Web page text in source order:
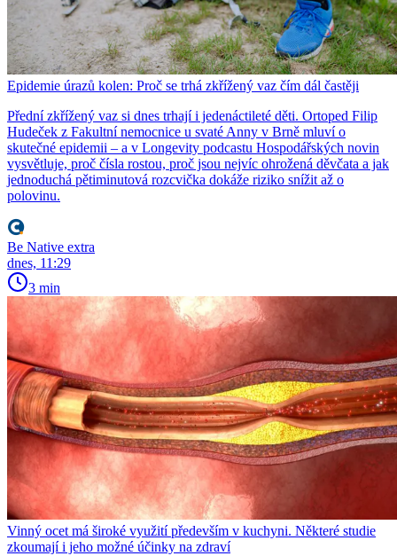
Epidemie úrazů kolen: Proč se trhá zkřížený vaz čím dál častěji
Přední zkřížený vaz si dnes trhají i jedenáctileté děti. Ortoped Filip
Hudeček z Fakultní nemocnice u svaté Anny v Brně mluví o
skutečné epidemii – a v Longevity podcastu Hospodářských novin
vysvětluje, proč čísla rostou, proč jsou nejvíc ohrožená děvčata a jak
jednoduchá pětiminutová rozcvička dokáže riziko snížit až o
polovinu.
Be Native extra
dnes, 11:29
3 min
Vinný ocet má široké využití především v kuchyni. Některé studie
zkoumají i jeho možné účinky na zdraví